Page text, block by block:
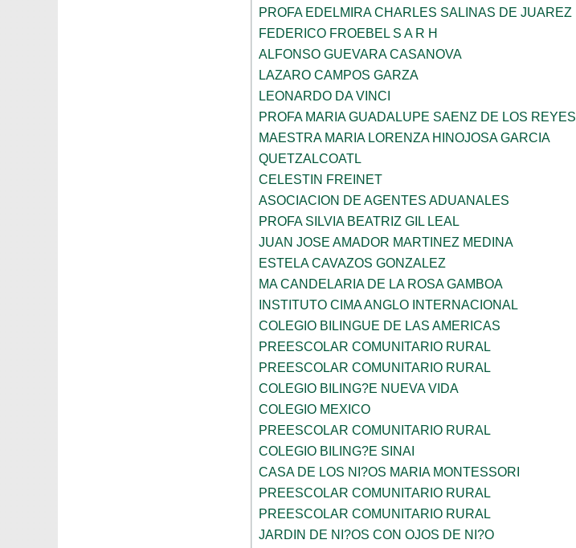
PROFA EDELMIRA CHARLES SALINAS DE JUAREZ
FEDERICO FROEBEL S A R H
ALFONSO GUEVARA CASANOVA
LAZARO CAMPOS GARZA
LEONARDO DA VINCI
PROFA MARIA GUADALUPE SAENZ DE LOS REYES
MAESTRA MARIA LORENZA HINOJOSA GARCIA
QUETZALCOATL
CELESTIN FREINET
ASOCIACION DE AGENTES ADUANALES
PROFA SILVIA BEATRIZ GIL LEAL
JUAN JOSE AMADOR MARTINEZ MEDINA
ESTELA CAVAZOS GONZALEZ
MA CANDELARIA DE LA ROSA GAMBOA
INSTITUTO CIMA ANGLO INTERNACIONAL
COLEGIO BILINGUE DE LAS AMERICAS
PREESCOLAR COMUNITARIO RURAL
PREESCOLAR COMUNITARIO RURAL
COLEGIO BILING?E NUEVA VIDA
COLEGIO MEXICO
PREESCOLAR COMUNITARIO RURAL
COLEGIO BILING?E SINAI
CASA DE LOS NI?OS MARIA MONTESSORI
PREESCOLAR COMUNITARIO RURAL
PREESCOLAR COMUNITARIO RURAL
JARDIN DE NI?OS CON OJOS DE NI?O